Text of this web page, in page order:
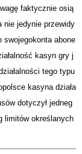
faktycznie osią
nie jedynie przewidy
swojegokonta abone
kasyn gry j
tego typu
kasyna działa
dotyczył jedneg
limitów określanych